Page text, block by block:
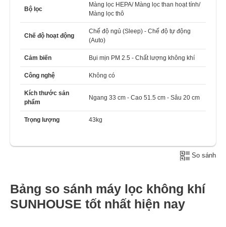
Bộ lọc
Màng lọc HEPA/ Màng lọc than hoạt tính/
Màng lọc thô
Chế độ hoạt động
Chế độ ngủ (Sleep) - Chế độ tự động
(Auto)
Cảm biến Bụi mịn PM 2.5 - Chất lượng không khí
Công nghệ Không có
Kích thước sản
phẩm
Ngang 33 cm - Cao 51.5 cm - Sâu 20 cm
Trọng lượng 43kg
So sánh
Bảng so sánh máy lọc không khí
SUNHOUSE tốt nhất hiện nay